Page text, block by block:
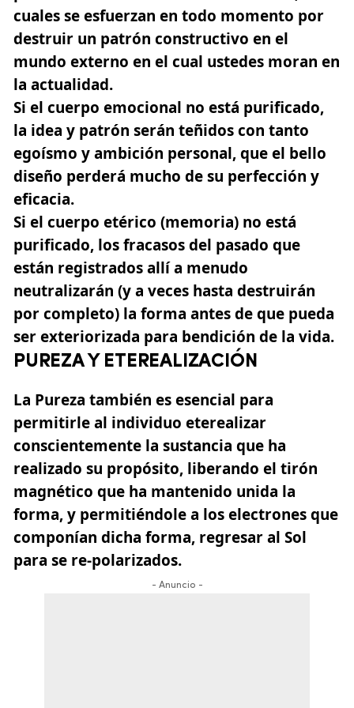
cuales se esfuerzan en todo momento por
destruir un patrón constructivo en el
mundo externo en el cual ustedes moran en
la actualidad.
Si el cuerpo emocional no está purificado,
la idea y patrón serán teñidos con tanto
egoísmo y ambición personal, que el bello
diseño perderá mucho de su perfección y
eficacia.
Si el cuerpo etérico (memoria) no está
purificado, los fracasos del pasado que
están registrados allí a menudo
neutralizarán (y a veces hasta destruirán
por completo) la forma antes de que pueda
ser exteriorizada para bendición de la vida.
PUREZA Y ETEREALIZACIÓN
La Pureza también es esencial para
permitirle al individuo eterealizar
conscientemente la sustancia que ha
realizado su propósito, liberando el tirón
magnético que ha mantenido unida la
forma, y permitiéndole a los electrones que
componían dicha forma, regresar al Sol
para se re-polarizados.
- Anuncio -